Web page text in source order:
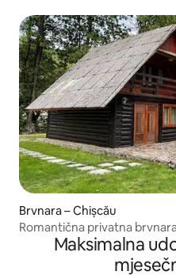
Brvnara – Chișcău
Romantična privatna
Maksimalna